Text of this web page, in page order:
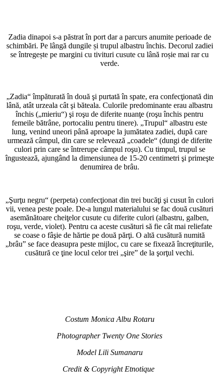
Zadia dinapoi s-a păstrat în port dar a parcurs anumite perioade de
schimbări. Pe lângă dungile și trupul albastru închis. Decorul zadiei
se întregește pe margini cu tivituri cusute cu lână roșie mai rar cu
verde.
„Zadia“ împăturată în două şi purtată în spate, era confecţionată din
lână, atât urzeala cât şi băteala. Culorile predominante erau albastru
închis („mieriu“) şi roşu de diferite nuanţe (roşu închis pentru
femeile bătrâne, portocaliu pentru tinere). „Trupul“ albastru este
lung, venind uneori până aproape la jumătatea zadiei, după care
urmează câmpul, din care se relevează „coadele“ (dungi de diferite
culori prin care se întrerupe câmpul roşu). Cu timpul, trupul se
îngustează, ajungând la dimensiunea de 15-20 centimetri şi primeşte
denumirea de brâu.
„Şurţu negru“ (perpeta) confecţionat din trei bucăţi şi cusut în culori
vii, venea peste poale. De-a lungul materialului se fac două cusături
asemănătoare cheiţelor cusute cu diferite culori (albastru, galben,
roşu, verde, violet). Pentru ca aceste cusături să fie cât mai reliefate
se coase o fâşie de hărtie pe două părţi. O altă cusătură numită
„brâu” se face deasupra peste mijloc, cu care se fixează încreţiturile,
cusătură ce ţine locul celor trei „şire” de la şorţul vechi.
Costum Monica Albu Rotaru
Photographer Twenty One Stories
Model Lili Sumanaru
Credit & Copyright Etnotique